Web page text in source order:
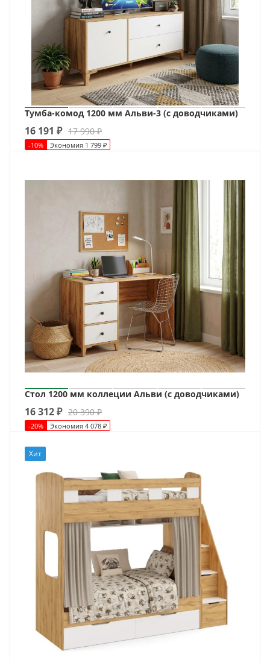
Тумба-комод 1200 мм Альви-3 (с доводчиками)
16 191 ₽ 17 990₽
-10% Экономия 1 799 ₽
Стол 1200 мм коллеции Альви (с доводчиками)
16 312₽ 20 390₽
-20% Экономия 4 078 ₽
Хит